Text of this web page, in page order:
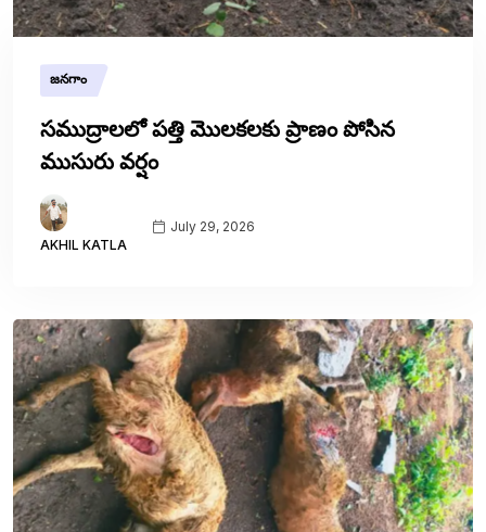
జనగాం
సముద్రాలలో పత్తి మొలకలకు ప్రాణం పోసిన
ముసురు వర్షం
AKHIL KATLA
July 29, 2026